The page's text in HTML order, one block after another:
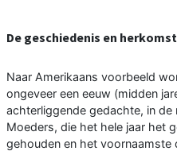
De geschiedenis en
Naar Amerikaans voorbeeld
ongeveer een eeuw (midden
achterliggende gedachte, in
Moeders, die het hele jaar het
gehouden en het voornaamste